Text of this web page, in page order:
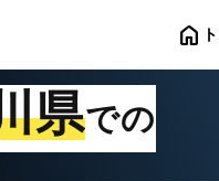
home
県での